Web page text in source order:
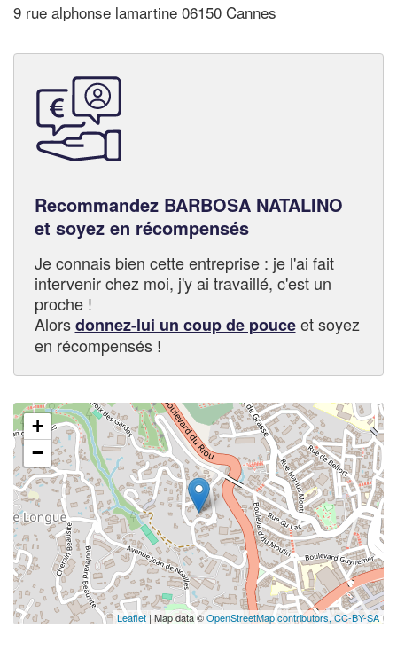
9 rue alphonse lamartine 06150 Cannes
Recommandez BARBOSA NATALINO
et soyez en récompensés
Je connais bien cette entreprise : je l'ai fait
intervenir chez moi, j'y ai travaillé, c'est un
proche !
Alorsdonnez-lui un coup de pouceet soyez
en récompensés !
+
−
Leaflet | Map data ©OpenStreetMap contributors, CC-BY-SA